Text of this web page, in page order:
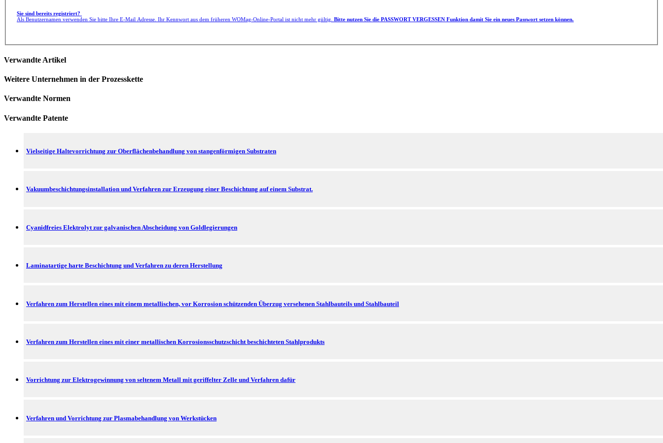
Sie sind bereits registriert?
Als Benutzernamen verwenden Sie bitte Ihre E-Mail Adresse. Ihr Kennwort aus dem früheren WOMag-Online-Portal ist nicht mehr gültig. Bitte nutzen Sie die PASSWORT VERGESSEN Funktion damit Sie ein neues Passwort setzen können.
Verwandte Artikel
Weitere Unternehmen in der Prozesskette
Verwandte Normen
Verwandte Patente
Vielseitige Haltevorrichtung zur Oberflächenbehandlung von stangenförmigen Substraten
Vakuumbeschichtungsinstallation und Verfahren zur Erzeugung einer Beschichtung auf einem Substrat.
Cyanidfreies Elektrolyt zur galvanischen Abscheidung von Goldlegierungen
Laminatartige harte Beschichtung und Verfahren zu deren Herstellung
Verfahren zum Herstellen eines mit einem metallischen, vor Korrosion schützenden Überzug versehenen Stahlbauteils und Stahlbauteil
Verfahren zum Herstellen eines mit einer metallischen Korrosionsschutzschicht beschichteten Stahlprodukts
Vorrichtung zur Elektrogewinnung von seltenem Metall mit geriffelter Zelle und Verfahren dafür
Verfahren und Vorrichtung zur Plasmabehandlung von Werkstücken